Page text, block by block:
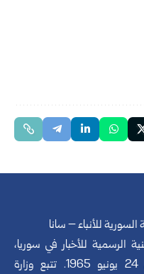
السورية للأنباء – سانا
الرسمية للأخبار في سوريا،
تأسست في 24 يونيو 1965. تتبع وزارة